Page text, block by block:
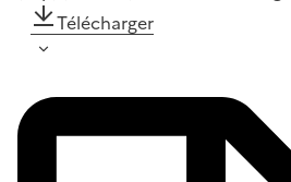
Télécharger